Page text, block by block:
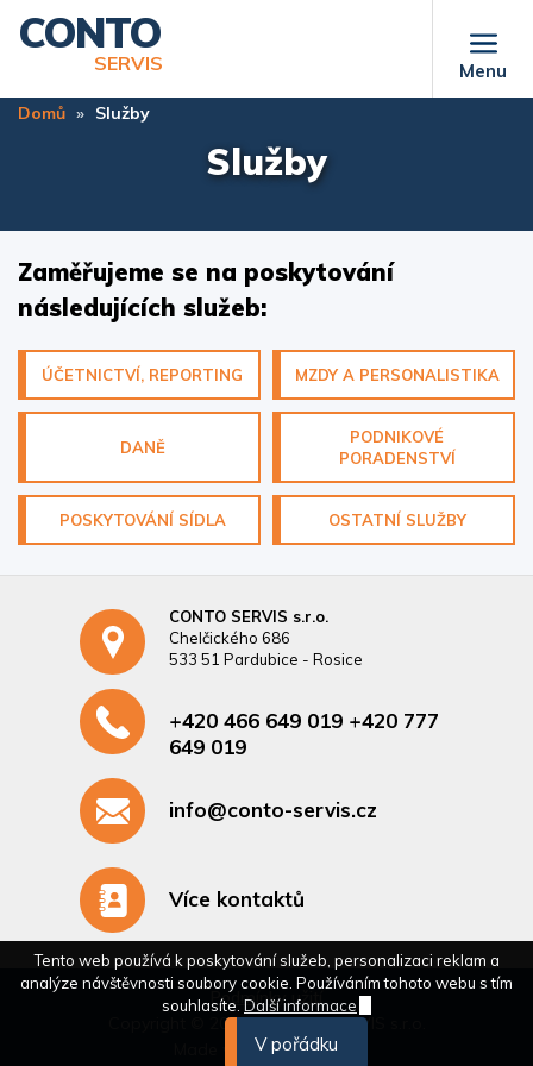
Přejít
obsahu
CONTO
SERVIS Menu
Domů Služby
Služby
Zaměřujeme se na poskytování
následujících služeb:
ÚČETNICTVÍ, REPORTING MZDY A PERSONALISTIKA
DANĚ
PODNIKOVÉ
PORADENSTVÍ
POSKYTOVÁNÍ SÍDLA OSTATNÍ SLUŽBY
CONTO SERVIS s.r.o.
Chelčického 686
533 51 Pardubice - Rosice
+420 466 649 019 +420 777
649 019
info@conto-servis.cz
Více kontaktů
Tento web používá k poskytování služeb, personalizaci reklam a
analýze návštěvnosti soubory cookie. Používáním tohoto webu s tím
souhlasíte. Další informace
V pořádku
Podmínky užití
Copyright © 2026 - CONTO SERVIS s.r.o.
byVoatt